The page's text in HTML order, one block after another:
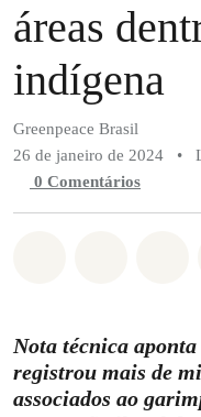
áreas
indígena
Greenpeace Brasil
26 de janeiro de 2024
•
0 Comentários
Nota técnica
registrou mais de
associados ao